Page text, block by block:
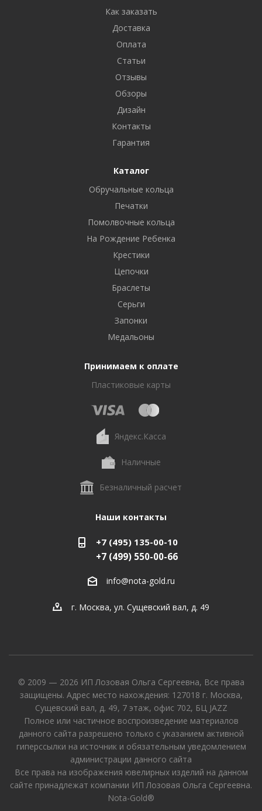
Как заказать
Доставка
Оплата
Статьи
Отзывы
Обзоры
Дизайн
Контакты
Гарантия
Каталог
Обручальные кольца
Печатки
Помолвочные кольца
На Рождение Ребенка
Крестики
Цепочки
Браслеты
Серьги
Запонки
Медальоны
Принимаем к оплате
Пластиковые карты
Яндекс.Касса
Наличные
Безналичный расчет
Наши контакты
+7 (495) 135-00-10
+7 (499) 550-00-66
info@nota-gold.ru
г. Москва, ул. Сущевский вал, д. 49
© 2009 — 2026 ИП Лозовая Ольга Сергеевна, Все права
защищены. Адрес место нахождения: 127018 г. Москва,
Сущевский вал, д. 49, 7 этаж, офис 702, БЦ JAZZ
Полное или частичное воспроизведение материалов
данного сайта разрешено только с указанием активной
гиперссылки на источник и обязательным уведомлением
администрации данного сайта
Все права на изображения ювелирных изделий на данном
сайте принадлежат компании ИП Лозовая Ольга Сергеевна.
Nota-Gold®